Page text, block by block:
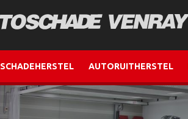
SCHADEHERSTEL AUTORUITHERSTEL